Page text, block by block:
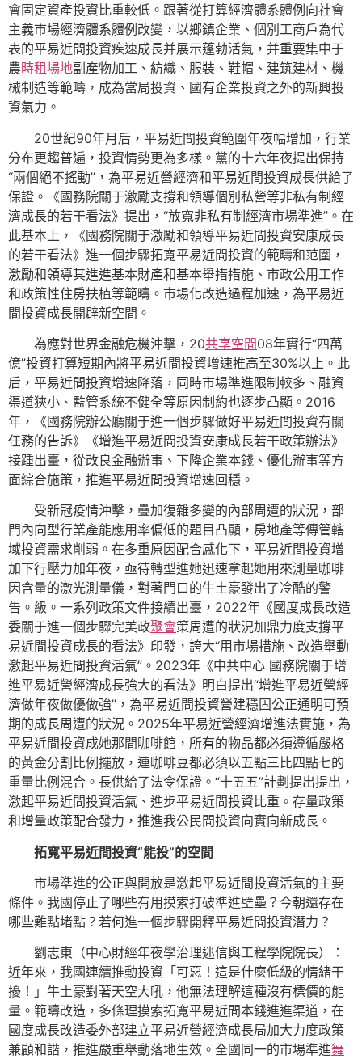
會固定資產投資比重較低。跟著從打算經濟體系體例向社會
主義市場經濟體系體例改變，以鄉鎮企業、個別工商戶為代
表的平易近間投資疾速成長并展示蓬勃活氣，并重要集中于
農時租場地副產物加工、紡織、服裝、鞋帽、建筑建材、機
械制造等範疇，成為當局投資、國有企業投資之外的新興投
資氣力。
20世紀90年月后，平易近間投資範圍年夜幅增加，行業
分布更趨普遍，投資情勢更為多樣。黨的十六年夜提出保持
“兩個絕不搖動”，為平易近營經濟和平易近間投資成長供給了
保證。《國務院關于激勵支撐和領導個別私營等非私有制經
濟成長的若干看法》提出，“放寬非私有制經濟市場準進”。在
此基本上，《國務院關于激勵和領導平易近間投資安康成長
的若干看法》進一個步驟拓寬平易近間投資的範疇和范圍，
激勵和領導其進進基本財產和基本舉措措施、市政公用工作
和政策性住房扶植等範疇。市場化改造過程加速，為平易近
間投資成長開辟新空間。
為應對世界金融危機沖擊，20共享空間08年實行“四萬
億”投資打算短期內將平易近間投資增速推高至30%以上。此
后，平易近間投資增速降落，同時市場準進限制較多、融資
渠道狹小、監管系統不健全等原因制約也逐步凸顯。2016
年，《國務院辦公廳關于進一個步驟做好平易近間投資有關
任務的告訴》《增進平易近間投資安康成長若干政策辦法》
接踵出臺，從改良金融辦事、下降企業本錢、優化辦事等方
面綜合施策，推進平易近間投資增速回穩。
受新冠疫情沖擊，疊加復雜多變的內部周遭的狀況，部
門內向型行業產能應用率偏低的題目凸顯，房地產等傳管轄
域投資需求削弱。在多重原因配合感化下，平易近間投資增
加下行壓力加年夜，亟待轉型進她迅速拿起她用來測量咖啡
因含量的激光測量儀，對著門口的牛土豪發出了冷酷的警
告。級。一系列政策文件接續出臺，2022年《國度成長改造
委關于進一個步驟完美政聚會策周遭的狀況加鼎力度支撐平
易近間投資成長的看法》印發，誇大“用市場措施、改造舉動
激起平易近間投資活氣”。2023年《中共中心 國務院關于增
進平易近營經濟成長強大的看法》明白提出“增進平易近營經
濟做年夜做優做強”，為平易近間投資營建穩固公正通明可預
期的成長周遭的狀況。2025年平易近營經濟增進法實施，為
平易近間投資成她那間咖啡館，所有的物品都必須遵循嚴格
的黃金分割比例擺放，連咖啡豆都必須以五點三比四點七的
重量比例混合。長供給了法令保證。“十五五”計劃提出提出，
激起平易近間投資活氣、進步平易近間投資比重。存量政策
和增量政策配合發力，推進我公民間投資向實向新成長。
拓寬平易近間投資“能投”的空間
市場準進的公正與開放是激起平易近間投資活氣的主要
條件。我國停止了哪些有用摸索打破準進壁壘？今朝還存在
哪些難點堵點？若何進一個步驟開釋平易近間投資潛力？
劉志東（中心財經年夜學治理迷信與工程學院院長）：
近年來，我國連續推動投資「可惡！這是什麼低級的情緒干
擾！」牛土豪對著天空大吼，他無法理解這種沒有標價的能
量。範疇改造，多條理摸索拓寬平易近間本錢進進渠道，在
國度成長改造委外部建立平易近營經濟成長局加大力度政策
兼顧和諧，推進嚴重舉動落地生效。全國同一的市場準進舞